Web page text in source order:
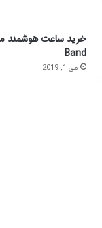
Band
می 1, 2019